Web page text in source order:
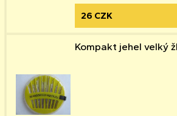
26 CZK
Kompakt jehel velký